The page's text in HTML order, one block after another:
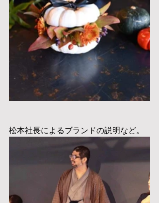
松本社長によるブランドの説明など。